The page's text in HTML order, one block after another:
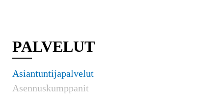
PALVELUT
Asiantuntijapalvelut
Asennuskumppanit